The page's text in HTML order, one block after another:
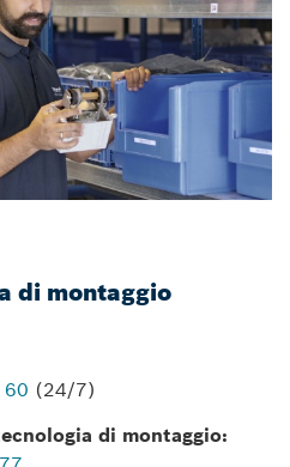
di montaggio
(24/7)
di montaggio: